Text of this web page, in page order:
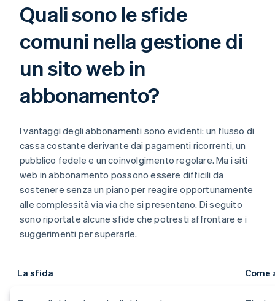
Quali sono le sfide
comuni nella gestione di
un sito web in
abbonamento?
I vantaggi degli abbonamenti sono evidenti: un flusso di
cassa costante derivante dai pagamenti ricorrenti, un
pubblico fedele e un coinvolgimento regolare. Ma i siti
web in abbonamento possono essere difficili da
sostenere senza un piano per reagire opportunamente
alle complessità via via che si presentano. Di seguito
sono riportate alcune sfide che potresti affrontare e i
suggerimenti per superarle.
La sfida